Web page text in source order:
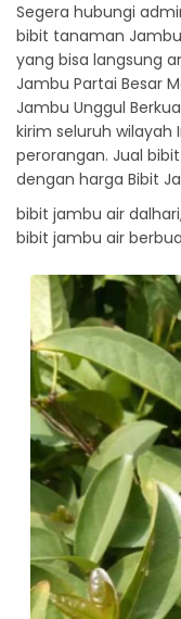
Segera hubungi
bibit tanaman
yang bisa langsung
Jambu Partai Besar
Jambu Unggul
kirim seluruh wilayah
perorangan. Jual
dengan harga Bibit
bibit jambu air
bibit jambu air